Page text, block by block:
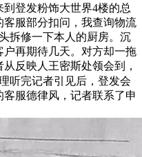
登发粉饰大世界4楼的总
服部分扣问，我查询物流
拆修一下本人的厨房。沉
再期待几天。对方却一拖
反映人王密斯处领会到，
听完记者引见后，登发会
服德律风，记者联系了申